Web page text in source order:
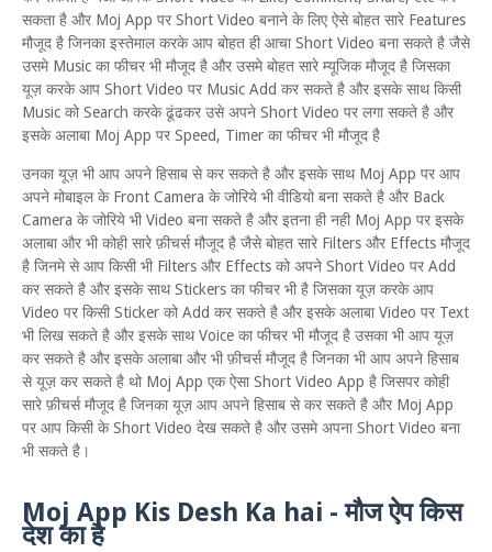
सकता है और Moj App पर Short Video बनाने के लिए ऐसे बोहत सारे Features
मौजूद है जिनका इस्तेमाल करके आप बोहत ही आचा Short Video बना सकते है जैसे
उसमे Music का फीचर भी मौजूद है और उसमे बोहत सारे म्यूजिक मौजूद है जिसका
यूज़ करके आप Short Video पर Music Add कर सकते है और इसके साथ किसी
Music को Search करके ढूंढकर उसे अपने Short Video पर लगा सकते है और
इसके अलाबा Moj App पर Speed, Timer का फीचर भी मौजूद है
उनका यूज़ भी आप अपने हिसाब से कर सकते है और इसके साथ Moj App पर आप
अपने मोबाइल के Front Camera के जोरिये भी वीडियो बना सकते है और Back
Camera के जोरिये भी Video बना सकते है और इतना ही नही Moj App पर इसके
अलाबा और भी कोही सारे फ़ीचर्स मौजूद है जैसे बोहत सारे Filters और Effects मौजूद
है जिनमे से आप किसी भी Filters और Effects को अपने Short Video पर Add
कर सकते है और इसके साथ Stickers का फीचर भी है जिसका यूज़ करके आप
Video पर किसी Sticker को Add कर सकते है और इसके अलाबा Video पर Text
भी लिख सकते है और इसके साथ Voice का फीचर भी मौजूद है उसका भी आप यूज़
कर सकते है और इसके अलाबा और भी फ़ीचर्स मौजूद है जिनका भी आप अपने हिसाब
से यूज़ कर सकते है थो Moj App एक ऐसा Short Video App है जिसपर कोही
सारे फ़ीचर्स मौजूद है जिनका यूज़ आप अपने हिसाब से कर सकते है और Moj App
पर आप किसी के Short Video देख सकते है और उसमे अपना Short Video बना
भी सकते है।
Moj App Kis Desh Ka hai - मौज ऐप किस
देश का है